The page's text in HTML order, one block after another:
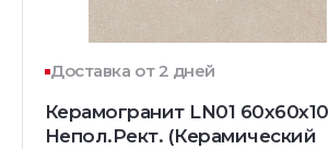
Доставка от 2 дней
Керамогранит LN01 60x60x10
Непол.Рект. (Керамический